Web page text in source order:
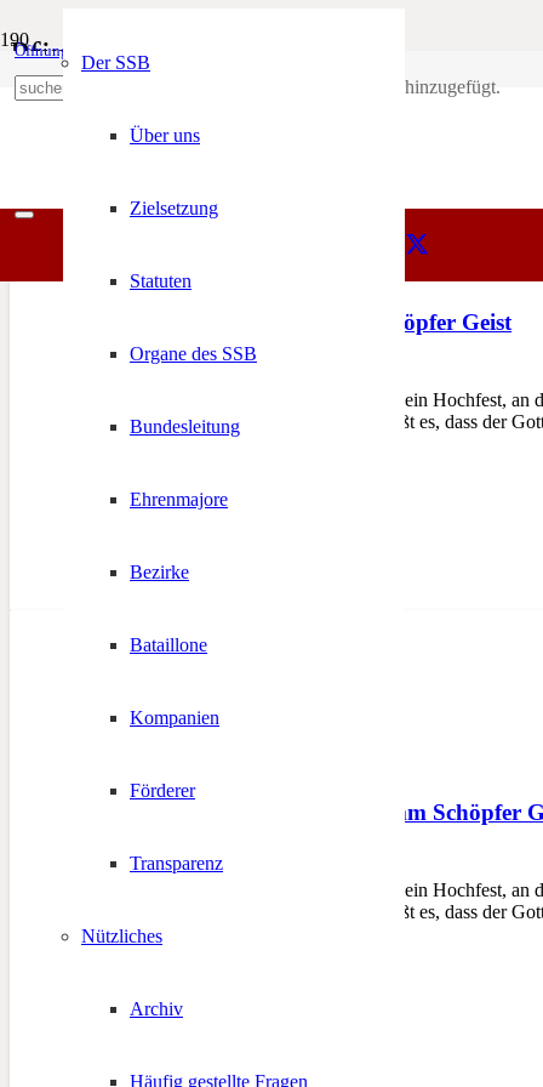
Öffnungszeiten
+39 0471 974 078 wurde deinem Warenkorb hinzugefügt.
Der SSB
Über uns
Zielsetzung
Statuten
Organe des SSB
Bundesleitung
Ehrenmajore
Bezirke
Bataillone
Kompanien
Förderer
Transparenz
Nützliches
Archiv
Häufig gestellte Fragen
Pfingsten
SSB
Pfingsten: Komm Schöpfer Geist
TIROL – Das Pfingstfest ist ein Hochfest,
Evangelium nach Lukas heißt es, dass der
Pfingsten 2014 – Komm Schöpfer
6. Juni 2014
TIROL – Das Pfingstfest ist ein Hochfest,
Evangelium nach Lukas heißt es, dass der